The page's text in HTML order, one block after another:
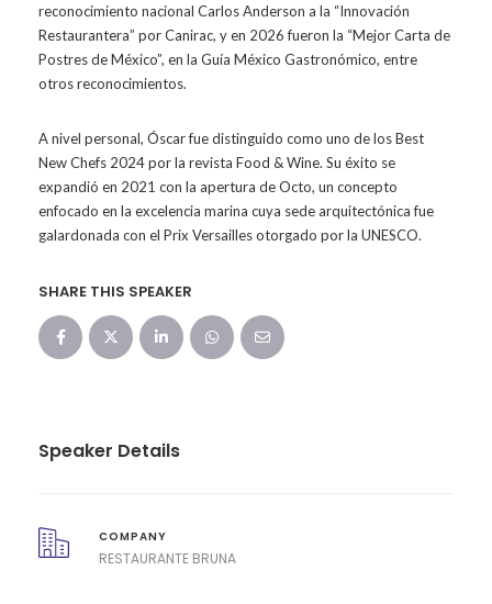
reconocimiento nacional Carlos Anderson a la “Innovación
Restaurantera” por Canirac, y en 2026 fueron la “Mejor Carta de
Postres de México”, en la Guía México Gastronómico, entre
otros reconocimientos.
A nivel personal, Óscar fue distinguido como uno de los Best
New Chefs 2024 por la revista Food & Wine. Su éxito se
expandió en 2021 con la apertura de Octo, un concepto
enfocado en la excelencia marina cuya sede arquitectónica fue
galardonada con el Prix Versailles otorgado por la UNESCO.
SHARE THIS SPEAKER
Speaker Details
COMPANY
RESTAURANTE BRUNA